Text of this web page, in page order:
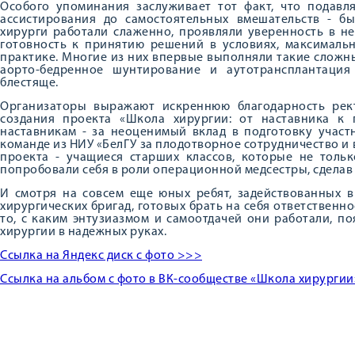
Особого упоминания заслуживает тот факт, что
ассистирования до самостоятельных вмешательств -
хирурги работали слаженно, проявляли уверенность в
готовность к принятию решений в условиях,
практике. Многие из них впервые выполняли такие
аорто-бедренное шунтирование и
блестяще.
Организаторы выражают искреннюю благодарность
создания проекта «Школа хирургии: от наставника
наставникам - за неоценимый вклад в подготовку
команде из НИУ «БелГУ за плодотворное сотрудничество
проекта - учащиеся старших классов, которые не
попробовали себя в роли операционной медсестры,
И смотря на совсем еще юных ребят, задействованных
хирургических бригад, готовых брать на себя
то, с каким энтузиазмом и самоотдачей они работали,
хирургии в надежных руках.
Ссылка на Яндекс диск с фото >>>
Ссылка на альбом с фото в ВК-сообществе «Школа